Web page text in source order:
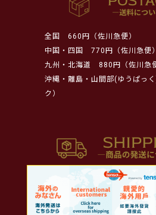
全国
660円（佐川急便）
中国・四国
770円（佐川急便）
九州・北海道
880円（佐川急
沖縄・離島・山間部(ゆうぱっ
ク）